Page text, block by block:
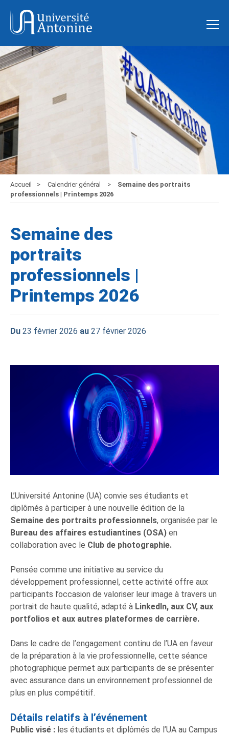
Accueil Calendrier général
Semaine des portraits
professionnels | Printemps 2026
Semaine des
portraits
professionnels |
Printemps 2026
Du 23 février 2026 au 27 février 2026
L’Université Antonine (UA) convie ses étudiants et
diplômés à participer à une nouvelle édition de la
Semaine des portraits professionnels, organisée par le
Bureau des affaires estudiantines (OSA) en
collaboration avec le Club de photographie.
Pensée comme une initiative au service du
développement professionnel, cette activité offre aux
participants l’occasion de valoriser leur image à travers un
portrait de haute qualité, adapté à LinkedIn, aux CV, aux
portfolios et aux autres plateformes de carrière.
Dans le cadre de l’engagement continu de l’UA en faveur
de la préparation à la vie professionnelle, cette séance
photographique permet aux participants de se présenter
avec assurance dans un environnement professionnel de
plus en plus compétitif.
Détails relatifs à l’événement
Public visé : les étudiants et diplômés de l’UA au Campus